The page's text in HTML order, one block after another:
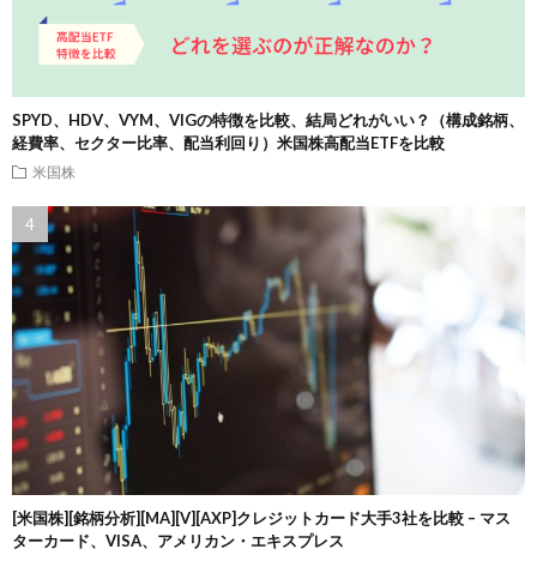
SPYD、HDV、VYM、VIGの特徴を比較、結局どれがいい？（構成銘柄、
経費率、セクター比率、配当利回り）米国株高配当ETFを比較
米国株
[米国株][銘柄分析][MA][V][AXP]クレジットカード大手3社を比較 – マス
ターカード、VISA、アメリカン・エキスプレス